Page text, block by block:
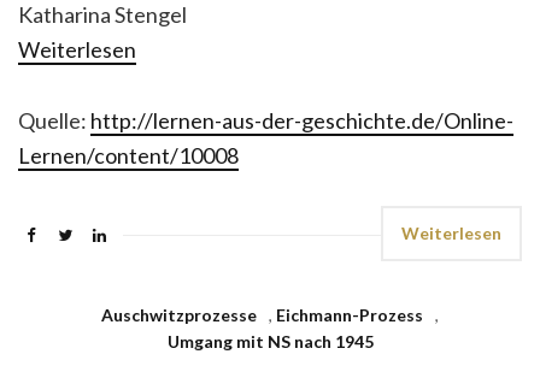
Katharina Stengel
Weiterlesen
Quelle: http://lernen-aus-der-geschichte.de/Online-
Lernen/content/10008
Weiterlesen
Auschwitzprozesse , Eichmann-Prozess
,
Umgang mit NS nach 1945